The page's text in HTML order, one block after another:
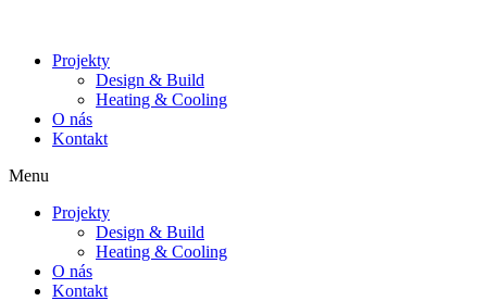
Projekty
Design & Build
Heating & Cooling
O nás
Kontakt
Menu
Projekty
Design & Build
Heating & Cooling
O nás
Kontakt